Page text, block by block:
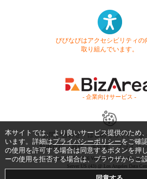
びびなびはアクセシビリティの
取り組んでいます。
- 企業向けサービス -
お問い合わせ はじめてガイド
よ
利用規約
商標・著作権 プライバ
Copyright © 1999-2026 Vivid Navigation, Inc. All
Server US (43) @ Los Angeles Data
本サイトでは、より良いサービス提供のため
います。詳細はプライバシーポリシーをご確
の使用を許可する場合は同意するボタンを押
ーの使用を拒否する場合は、ブラウザからご